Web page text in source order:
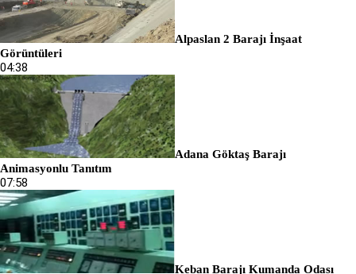
Alpaslan 2 Barajı İnşaat
Görüntüleri
04:38
Adana Göktaş Barajı
Animasyonlu Tanıtım
07:58
Keban Barajı Kumanda Odası